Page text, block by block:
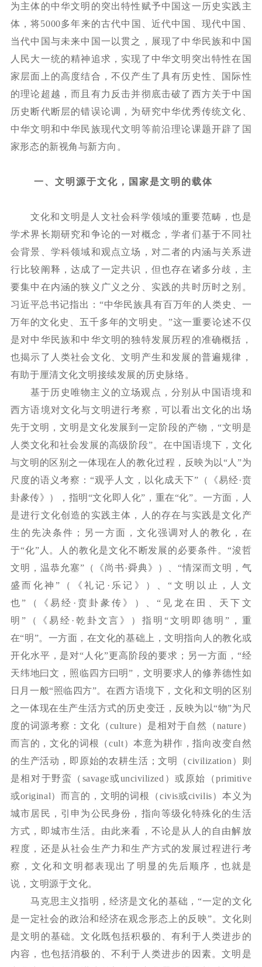
为主体的中华文明的突出特性赋予中国这一历史实践主
体，将5000多年来的古代中国、近代中国、现代中国、
当代中国与未来中国一以贯之，展现了中华民族和中国
人民大一统的精神追求，实现了中华文明突出特性在国
家层面上的高度结合，不仅产生了具有历史性、国际性
的理论超越，而且有力反击并彻底击破了西方关于中国
历史断代断层的错误论调，为研究中华优秀传统文化、
中华文明和中华民族现代文明等前沿理论课题开辟了国
家形态的新视角与新方向。
一、文明源于文化，国家是文明的载体
文化和文明是人文社会科学领域的重要范畴，也是
学术界长期研究和争论的一对概念，学者们基于不同社
会背景、学科领域和观点立场，对二者的内涵与关系进
行比较阐释，达成了一定共识，但也存在诸多分歧，主
要集中在内涵的狭义广义之分、实践的共时历时之别。
习近平总书记指出： “中华民族具有百万年的人类史、一
万年的文化史、五千多年的文明史。”这一重要论述不仅
是对中华民族和中华文明的独特发展历程的准确概括，
也揭示了人类社会文化、文明产生和发展的普遍规律，
有助于厘清文化文明接续发展的历史脉络。
基于历史唯物主义的立场观点，分别从中国语境和
西方语境对文化与文明进行考察，可以看出文化的出场
先于文明，文明是文化发展到一定阶段的产物， “文明是
人类文化和社会发展的高级阶段”。在中国语境下，文化
与文明的区别之一体现在人的教化过程，反映为以“人”为
尺度的语义考察：“观乎人文，以化成天下”（《易经·贲
卦彖传》），指明“文化即人化”，重在“化”。一方面，人
是进行文化创造的实践主体，人的存在与实践是文化产
生的先决条件；另一方面，文化强调对人的教化，在
于“化”人。人的教化是文化不断发展的必要条件。“浚哲
文明，温恭允塞”（《尚书·舜典》）、“情深而文明，气
盛而化神”（《礼记·乐记》）、“文明以止，人文
也”（《易经·贲卦彖传》）、“见龙在田、天下文
明”（《易经·乾卦文言》）指明“文明即德明”，重
在“明”。一方面，在文化的基础上，文明指向人的教化或
开化水平，是对“人化”更高阶段的要求；另一方面，“经
天纬地曰文，照临四方曰明”，文明要求人的修养德性如
日月一般“照临四方”。在西方语境下，文化和文明的区别
之一体现在生产生活方式的历史变迁，反映为以“物”为尺
度的词源考察：文化（culture）是相对于自然（nature）
而言的，文化的词根（cult）本意为耕作，指向改变自然
的生产活动，即原始的农耕生活；文明（civilization ）则
是相对于野蛮（ savage或uncivilized ）或原始（primitive
或original）而言的，文明的词根（civis或civilis）本义为
城市居民，引申为公民身份，指向等级化特殊化的生活
方式，即城市生活。由此来看，不论是从人的自由解放
程度，还是从社会生产力和生产方式的发展过程进行考
察，文化和文明都表现出了明显的先后顺序，也就是
说，文明源于文化。
马克思主义指明，经济是文化的基础，“一定的文化
是一定社会的政治和经济在观念形态上的反映”。文化则
是文明的基础。文化既包括积极的、有利于人类进步的
内容，也包括消极的、不利于人类进步的因素。文明是